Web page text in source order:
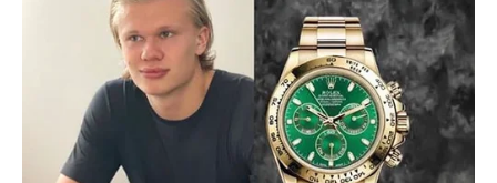
Einwegverpackungen und reduziere meinen
ökologischen Fußabdruck. Das ist mir wichtig,
denn ich möchte meinen Beitrag zum Schutz
unserer Umwelt leisten, besonders in einer Zeit,
in der der Konsum oft Überhand nimmt.